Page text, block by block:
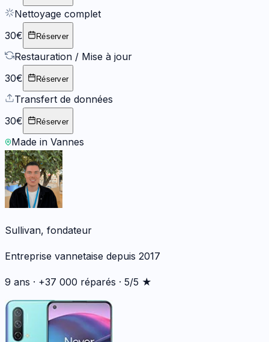
Nettoyage complet
30€
Réserver
Restauration / Mise à jour
30€
Réserver
Transfert de données
30€
Réserver
Made in Vannes
Sullivan, fondateur
Entreprise vannetaise depuis 2017
9 ans · +37 000 réparés · 5/5 ★